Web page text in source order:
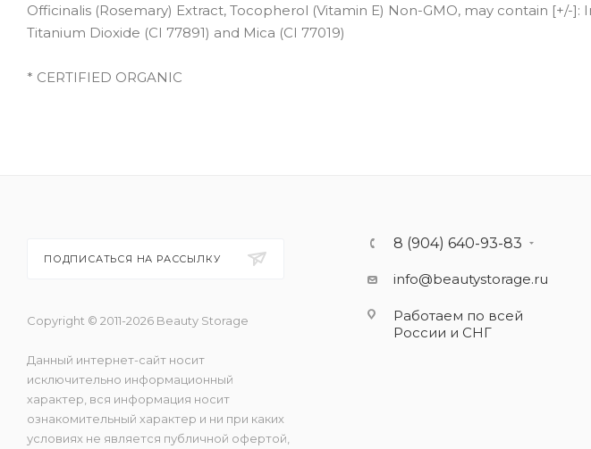
Officinalis (Rosemary) Extract, Tocopherol (Vitamin E) Non-GMO, may contain [+/-]:
Titanium Dioxide (CI 77891) and Mica (CI 77019)
* CERTIFIED ORGANIC
ПОДПИСАТЬСЯ НА РАССЫЛКУ
Copyright © 2011-2026 Beauty Storage
Данный интернет-сайт носит
исключительно информационный
характер, вся информация носит
ознакомительный характер и ни при каких
условиях не является публичной офертой,
8 (904) 640-93-83
info@beautystorage.ru
Работаем по всей
России и СНГ